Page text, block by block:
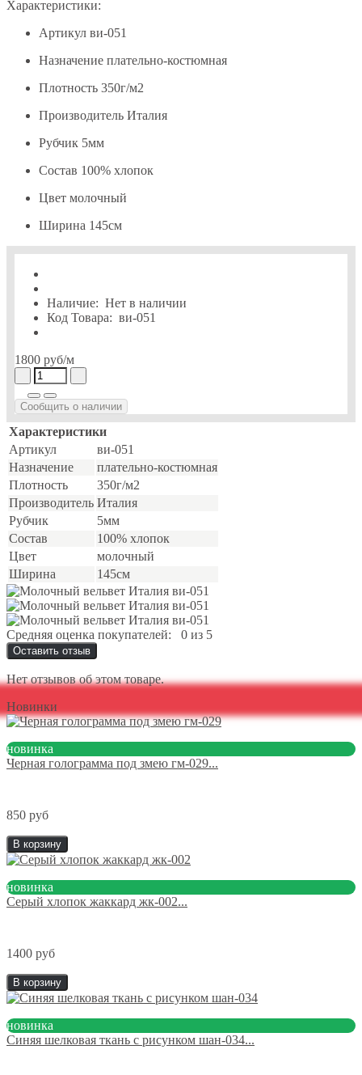
Характеристики:
Артикул ви-051
Назначение плательно-костюмная
Плотность 350г/м2
Производитель Италия
Рубчик 5мм
Состав 100% хлопок
Цвет молочный
Ширина 145см
Наличие: Нет в наличии
Код Товара: ви-051
1800 руб/м
Сообщить о наличии
Характеристики
Артикул
ви-051
Назначение
плательно-костюмная
Плотность
350г/м2
Производитель Италия
Рубчик
5мм
Состав
100% хлопок
Цвет
молочный
Ширина
145см
Средняя оценка покупателей: 0 из 5
Оставить отзыв
Нет отзывов об этом товаре.
Новинки
новинка
Черная голограмма под змею гм-029...
850 руб
В корзину
новинка
Серый хлопок жаккард жк-002...
1400 руб
В корзину
новинка
Синяя шелковая ткань с рисунком шан-034...